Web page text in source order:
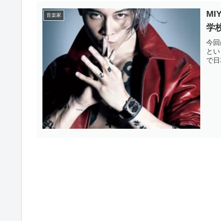
音楽家
学
今
と
で